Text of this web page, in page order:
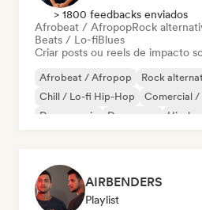
> 1800 feedbacks enviados
Afrobeat / AfropopRock
Beats / Lo-fiBlues
Criar posts ou reels de impacto
Afrobeat / Afropop
Rock
Chill / Lo-fi Hip-Hop
Comercial /
Dance music
Dance pop Hip-hop
AIRBENDERS
Playlist